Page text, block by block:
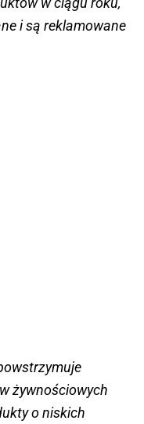
i są reklamowane
żywnościowych
o niskich